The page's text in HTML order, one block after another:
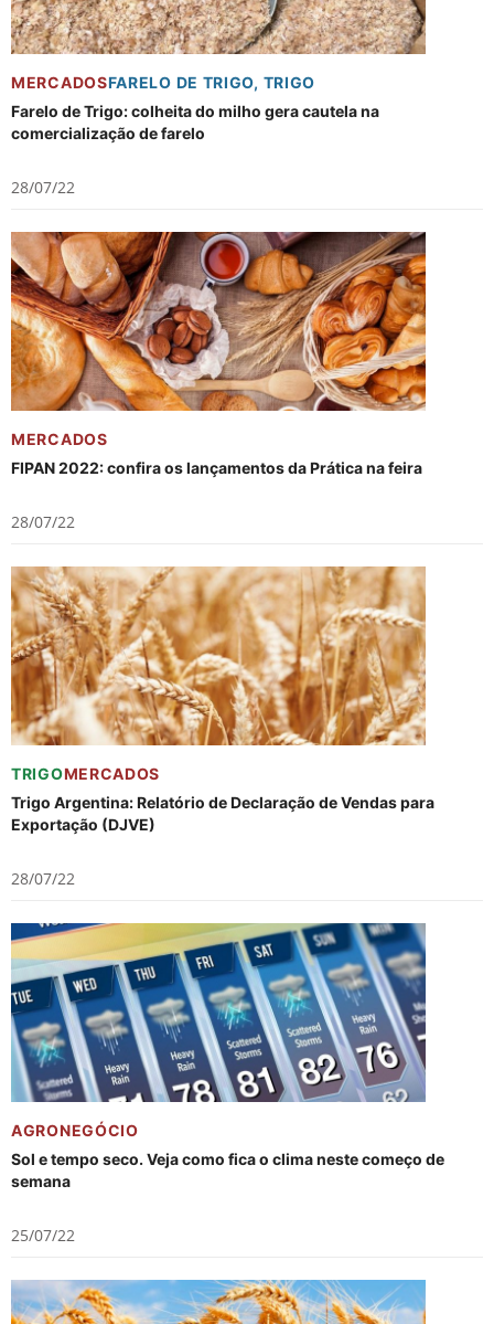
MERCADOSFARELO DE TRIGO, TRIGO
Farelo de Trigo: colheita do milho gera cautela na
comercialização de farelo
28/07/22
MERCADOS
FIPAN 2022: confira os lançamentos da Prática na feira
28/07/22
TRIGOMERCADOS
Trigo Argentina: Relatório de Declaração de Vendas para
Exportação (DJVE)
28/07/22
AGRONEGÓCIO
Sol e tempo seco. Veja como fica o clima neste começo de
semana
25/07/22